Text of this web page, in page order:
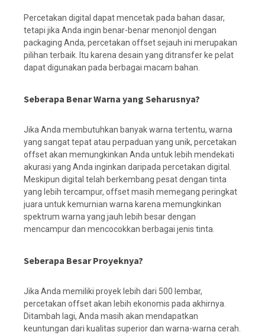
Percetakan digital dapat mencetak pada bahan dasar,
tetapi jika Anda ingin benar-benar menonjol dengan
packaging Anda, percetakan offset sejauh ini merupakan
pilihan terbaik. Itu karena desain yang ditransfer ke pelat
dapat digunakan pada berbagai macam bahan.
Seberapa Benar Warna yang Seharusnya?
Jika Anda membutuhkan banyak warna tertentu, warna
yang sangat tepat atau perpaduan yang unik, percetakan
offset akan memungkinkan Anda untuk lebih mendekati
akurasi yang Anda inginkan daripada percetakan digital.
Meskipun digital telah berkembang pesat dengan tinta
yang lebih tercampur, offset masih memegang peringkat
juara untuk kemurnian warna karena memungkinkan
spektrum warna yang jauh lebih besar dengan
mencampur dan mencocokkan berbagai jenis tinta.
Seberapa Besar Proyeknya?
Jika Anda memiliki proyek lebih dari 500 lembar,
percetakan offset akan lebih ekonomis pada akhirnya.
Ditambah lagi, Anda masih akan mendapatkan
keuntungan dari kualitas superior dan warna-warna cerah.